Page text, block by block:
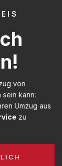
von
sein kann:
Umzug aus
zu